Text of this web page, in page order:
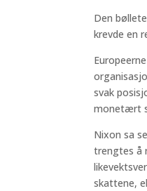
Den
krevde en
svak
monetært
Nixon sa
trengtes å
skattene,